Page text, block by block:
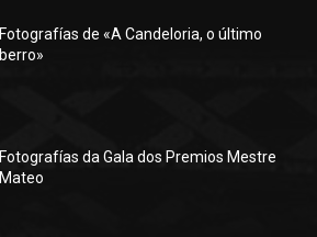
Fotografías de «A Candeloria, o último
berro»
Fotografías da Gala dos Premios Mestre
Mateo